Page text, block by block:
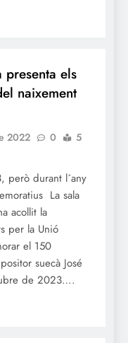
presenta els
naixement
2022 0
5
però durant l´any
La sala
acollit la
per la Unió
el 150
suecà José
de 2023….